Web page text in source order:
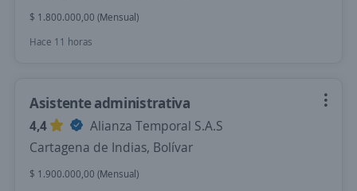
$ 1.800.000,00 (Mensual)
Hace 11 horas
Asistente administrativa
4,4
Alianza Temporal S.A.S
Cartagena de Indias, Bolívar
$ 1.900.000,00 (Mensual)